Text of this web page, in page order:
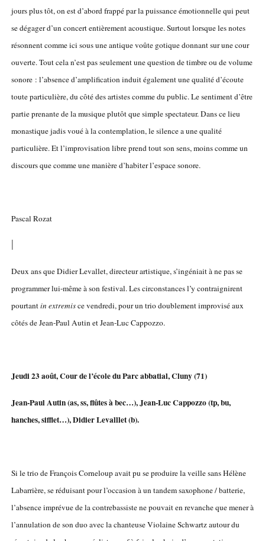
jours plus tôt, on est d’abord frappé par la puissance émotionnelle qui peut
se dégager d’un concert entièrement acoustique. Surtout lorsque les notes
résonnent comme ici sous une antique voûte gotique donnant sur une cour
ouverte. Tout cela n’est pas seulement une question de timbre ou de volume
sonore : l’absence d’amplification induit également une qualité d’écoute
toute particulière, du côté des artistes comme du public. Le sentiment d’être
partie prenante de la musique plutôt que simple spectateur. Dans ce lieu
monastique jadis voué à la contemplation, le silence a une qualité
particulière. Et l’improvisation libre prend tout son sens, moins comme un
discours que comme une manière d’habiter l’espace sonore.
Pascal Rozat
Deux ans que Didier Levallet, directeur artistique, s’ingéniait à ne pas se
programmer lui-même à son festival. Les circonstances l’y contraignirent
pourtantin extremisce vendredi, pour un trio doublement improvisé aux
côtés de Jean-Paul Autin et Jean-Luc Cappozzo.
Jeudi 23 août, Cour de l’école du Parc abbatial, Cluny (71)
Jean-Paul Autin (as, ss, flûtes à bec…), Jean-Luc Cappozzo (tp, bu,
hanches, sifflet…), Didier Levalllet (b).
Si le trio de François Corneloup avait pu se produire la veille sans Hélène
Labarrière, se réduisant pour l’occasion à un tandem saxophone / batterie,
l’absence imprévue de la contrebassiste ne pouvait en revanche que mener à
l’annulation de son duo avec la chanteuse Violaine Schwartz autour du